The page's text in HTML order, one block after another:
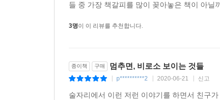
들 중 가장 책갈피를 많이 꽂아놓은 책이 아
3명이 이 리뷰를 추천합니다.
종이책 구매 멈추면, 비로소 보이는 것들
p**********2 2020-06-21 신고
술자리에서 이런 저런 이야기를 하면서 친구